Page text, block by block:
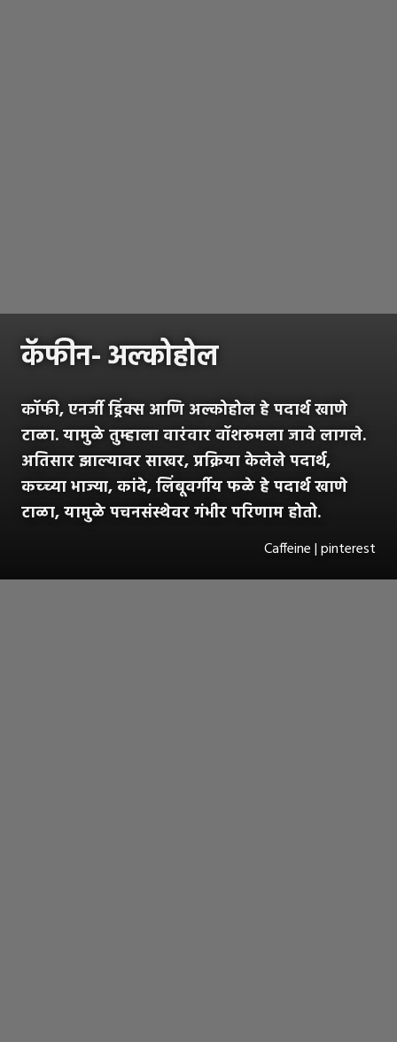
कॅफीन- अल्कोहोल
कॉफी, एनर्जी ड्रिंक्स आणि अल्कोहोल हे पदार्थ खाणे
टाळा. यामुळे तुम्हाला वारंवार वॉशरुमला जावे लागले.
अतिसार झाल्यावर साखर, प्रक्रिया केलेले पदार्थ,
कच्च्या भाज्या, कांदे, लिंबूवर्गीय फळे हे पदार्थ खाणे
टाळा, यामुळे पचनसंस्थेवर गंभीर परिणाम होतो.
Caffeine | pinterest